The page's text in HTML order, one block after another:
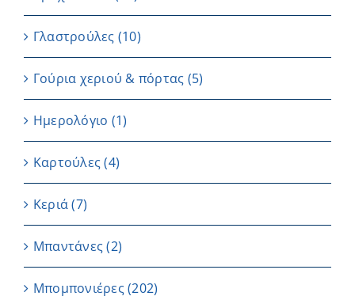
Γλαστρούλες (10)
Γούρια χεριού & πόρτας (5)
Ημερολόγιο (1)
Καρτούλες (4)
Κεριά (7)
Μπαντάνες (2)
Μπομπονιέρες(202)